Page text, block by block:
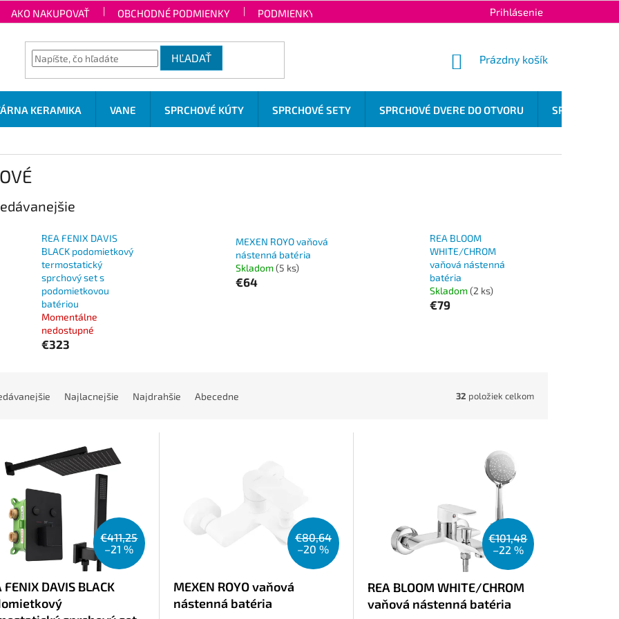
AKO NAKUPOVAŤ OBCHODNÉ PODMIENKY PODMIENKY OCHRANY OSOBNÝCH ÚDAJOV KONTAKTY
Prihlásenie
HĽADAŤ
NÁKUPNÝ
Prázdny košík
KERAMIKA VANE SPRCHOVÉ KÚTY SPRCHOVÉ SETY SPRCHOVÉ DVERE DO OTVORU SPRCHOVÉ
REA FENIX DAVIS
BLACK podomietkový
termostatický
sprchový set s
podomietkovou
batériou
Momentálne
nedostupné
€323
MEXEN ROYO vaňová
nástenná batéria
Skladom(5 ks)
€64
REA BLOOM
WHITE/CHROM
vaňová nástenná
batéria
Skladom(2 ks)
€79
Najlacnejšie Najdrahšie Abecedne 32 položiek celkom
€411,25
–21 %
FENIX DAVIS BLACK
€80,64
–20 %
MEXEN ROYO vaňová
nástenná batéria
€101,48
–22 %
REA BLOOM WHITE/CHROM
vaňová nástenná batéria